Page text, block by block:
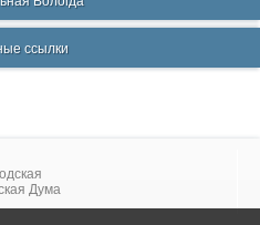
ссылки
Дума